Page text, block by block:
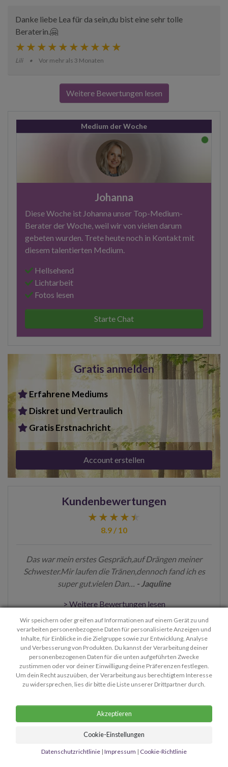
Danke liebe Lea für da sein,du bist eine sehr tolle
Beraterin.🤗
Lili Vor mehr als 3 Monaten
Weitere Bewertungen lesen
Medium der Woche
Johanna
Diese Woche ist Johanna unser Top-Medium-
Berater der Woche, weil wir von vielen darum
gebeten wurden. Trete heute noch in Kontakt mit
diesem talentierten Medium.
Hellsehend
Lichtarbeit
Fotos lesen
Starte Chat
Gratis anmelden
Erfahrene Mediums
Diskret und Vertraulich
Gratis Erstnachricht
Account erstellen
Kundenbewertungen
8.9 / 10
Das war mein erstes Gespräch,auf Drängen meiner
Schwester.Mir laufen die Tränen,dennoch fand ich es
super gut.vielen Dan… - Jaquline
> Weitere Bewertungen lesen
Kontakt
Privatsphäre
Allgemeine Geschäftsbedingungen
Firmendetails
Copyright © 2026 Mediumastro.ch - Kundenservice:
Alle Rechte vorbehalten. Nur für spirituelle Kommunikationszwecke.
Mindestalter: 18 Jahre.
Wir speichern oder greifen auf Informationen auf einem Gerät zu und
verarbeiten personenbezogene Daten für personalisierte Anzeigen und
Inhalte, für Einblicke in die Zielgruppe sowie zur Entwicklung, Analyse
und Verbesserung von Produkten. Du kannst der Verarbeitung deiner
personenbezogenen Daten für die unten aufgeführten Zwecke
zustimmen oder vor deiner Einwilligung deine Präferenzen festlegen.
Um dein Recht auszuüben, der Verarbeitung aus berechtigtem Interesse
zu widersprechen, lies dir bitte die Liste unserer Drittpartner durch.
Akzeptieren
Cookie-Einstellungen
Datenschutzrichtlinie | Impressum | Cookie-Richtlinie